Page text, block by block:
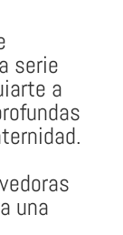
serie
a
una